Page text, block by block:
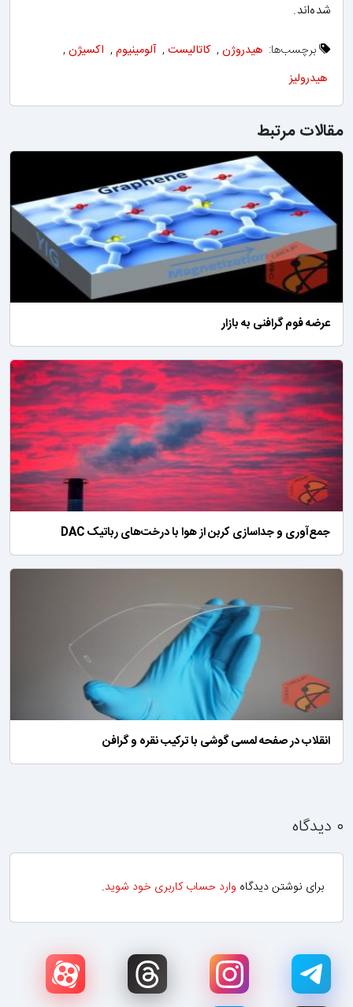
شده‌اند.
برچسب‌ها: هیدروژن , کاتالیست , آلومینیوم , اکسیژن ,
هیدرولیز
مقالات مرتبط
عرضه فوم گرافنی به بازار
جمع‌آوری و جداسازی کربن از هوا با درخت‌های رباتیک DAC
انقلاب در صفحه لمسی گوشی با ترکیب نقره و گرافن
۰ دیدگاه
برای نوشتن دیدگاه وارد حساب کاربری خود شوید.